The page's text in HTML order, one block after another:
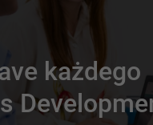
każdego